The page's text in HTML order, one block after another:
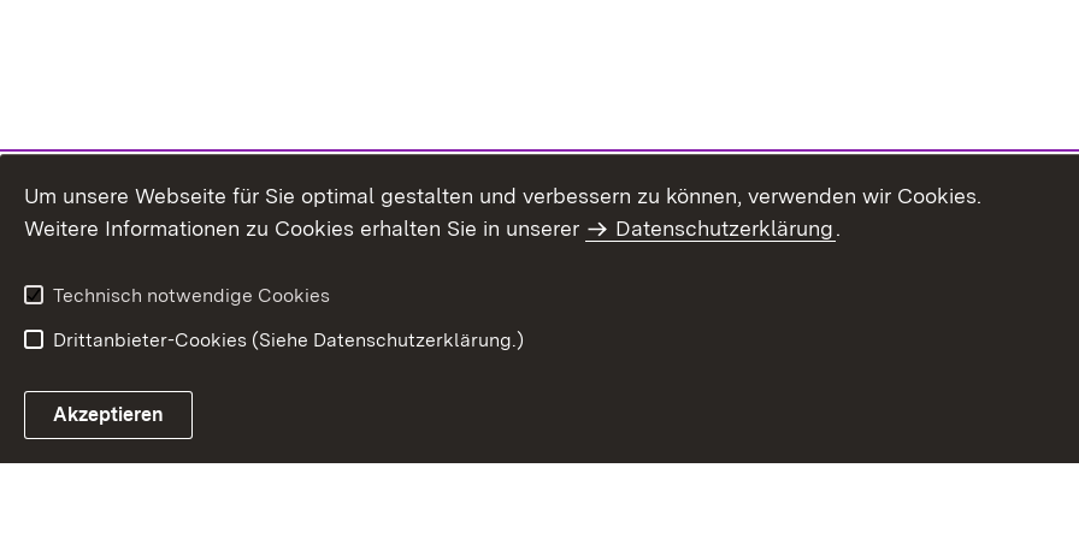
Um unsere Webseite für Sie optimal gestalten und verbessern zu können, verwenden wir Cookies.
Weitere Informationen zu Cookies erhalten Sie in unserer
Datenschutzerklärung.
Technisch notwendige Cookies
Drittanbieter-Cookies (Siehe Datenschutzerklärung.)
Akzeptieren